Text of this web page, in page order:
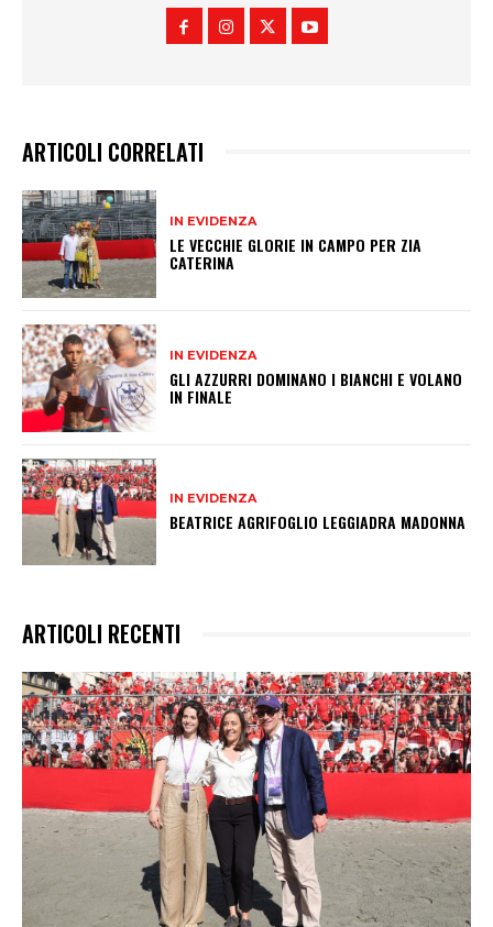
ARTICOLI CORRELATI
IN EVIDENZA
LE VECCHIE GLORIE IN CAMPO PER ZIA
CATERINA
IN EVIDENZA
GLI AZZURRI DOMINANO I BIANCHI E VOLANO
IN FINALE
IN EVIDENZA
BEATRICE AGRIFOGLIO LEGGIADRA MADONNA
ARTICOLI RECENTI